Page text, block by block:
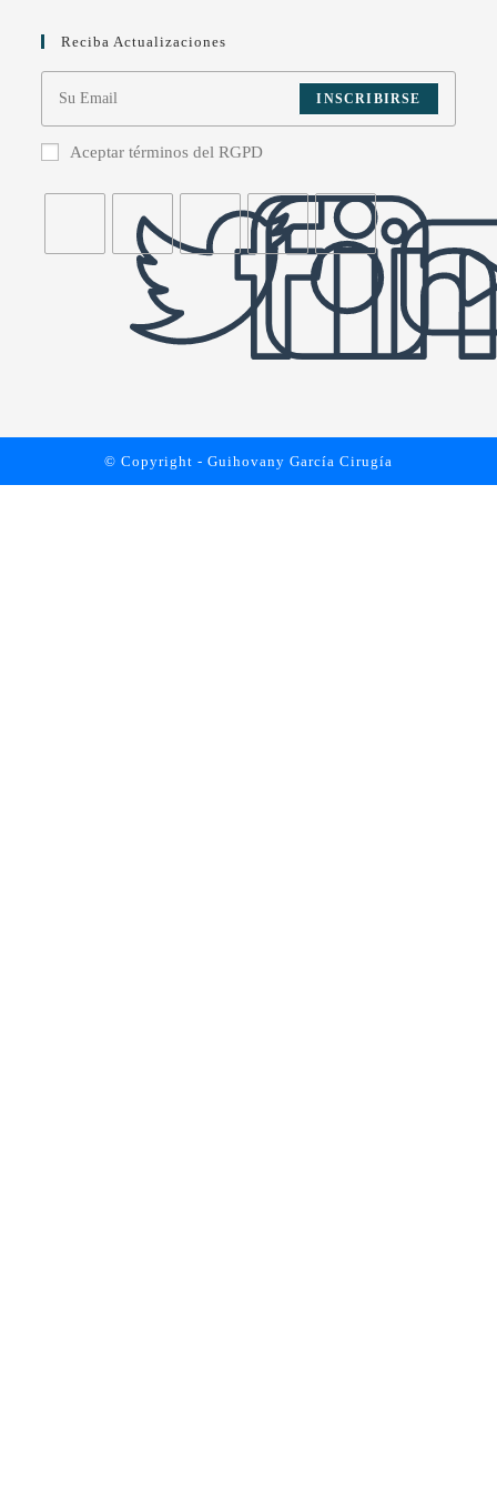
Reciba Actualizaciones
INSCRIBIRSE
Aceptar términos del RGPD
© Copyright - Guihovany García Cirugía